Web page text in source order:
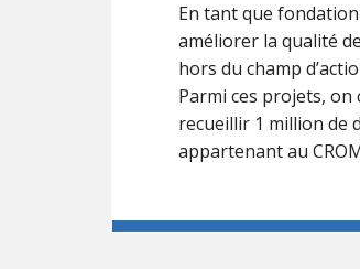
En tant que
améliorer la qualité
hors du champ
Parmi ces projets, on
recueillir 1 million de
appartenant au